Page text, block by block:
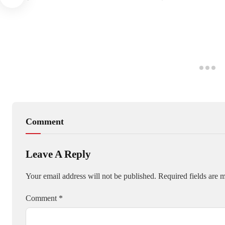
Comment
Leave A Reply
Your email address will not be published. Required fields are
Comment *